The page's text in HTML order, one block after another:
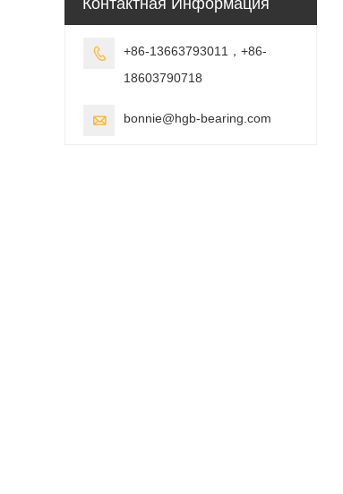

+86-13663793011，+86-
18603790718
 bonnie@hgb-bearing.com